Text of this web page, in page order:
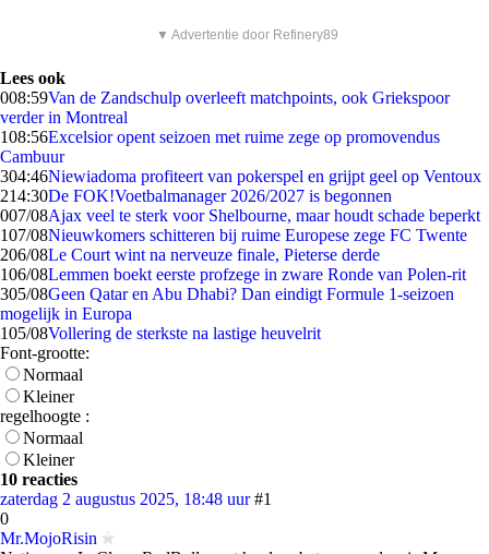
▼ Advertentie door Refinery89
Lees ook
008:59Van de Zandschulp overleeft matchpoints, ook Griekspoor
verder in Montreal
108:56Excelsior opent seizoen met ruime zege op promovendus
Cambuur
304:46Niewiadoma profiteert van pokerspel en grijpt geel op Ventoux
214:30De FOK!Voetbalmanager 2026/2027 is begonnen
007/08Ajax veel te sterk voor Shelbourne, maar houdt schade beperkt
107/08Nieuwkomers schitteren bij ruime Europese zege FC Twente
206/08Le Court wint na nerveuze finale, Pieterse derde
106/08Lemmen boekt eerste profzege in zware Ronde van Polen-rit
305/08Geen Qatar en Abu Dhabi? Dan eindigt Formule 1-seizoen
mogelijk in Europa
105/08Vollering de sterkste na lastige heuvelrit
Font-grootte:
Normaal
Kleiner
regelhoogte :
Normaal
Kleiner
10 reacties
zaterdag 2 augustus 2025, 18:48 uur #1
0
Mr.MojoRisin